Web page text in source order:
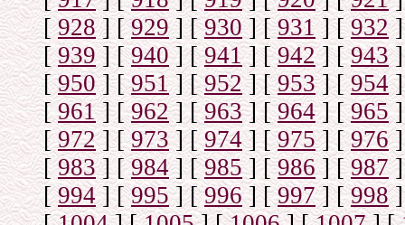
[928] [929] [930] [931] [932]
[939] [940] [941] [942] [943]
[950] [951] [952] [953] [954]
[961] [962] [963] [964] [965]
[972] [973] [974] [975] [976]
[983] [984] [985] [986] [987]
[994] [995] [996] [997] [998]